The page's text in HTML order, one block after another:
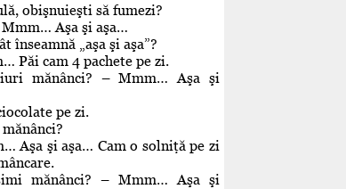
obişnuieşti să fumezi?
Aşa şi aşa…
înseamnă „aşa şi aşa”?
Păi cam 4 pachete pe zi.
mănânci? – Mmm… Aşa şi
pe zi.
Aşa şi aşa… Cam o solniţă pe zi
mănânci? – Mmm… Aşa şi